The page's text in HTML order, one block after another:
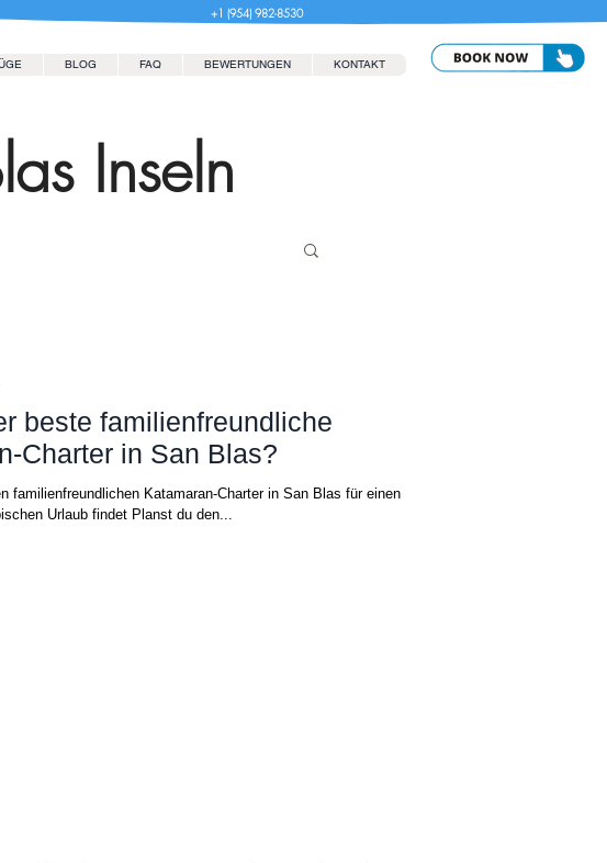
+1 (954) 982-8530
BLOG FAQ BEWERTUNGEN KONTAKT
Inseln
beste familienfreundliche
Charter in San Blas?
familienfreundlichen Katamaran-Charter in San Blas für einen
Urlaub findet Planst du den...